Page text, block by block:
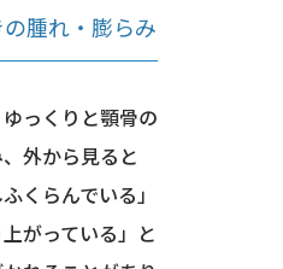
腫れ・膨らみ
っくりと顎骨の
外から見ると
くらんでいる」
上がっている」と